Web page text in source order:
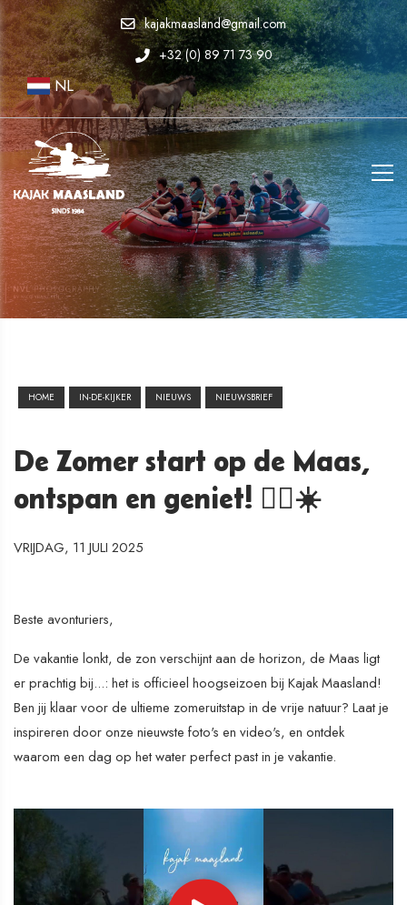
kajakmaasland@gmail.com
+32 (0) 89 71 73 90
NL
HOME IN-DE-KIJKER NIEUWS NIEUWSBRIEF
De Zomer start op de Maas,
ontspan en geniet! 🚣‍♂️☀️
VRIJDAG, 11 JULI 2025
Beste avonturiers,
De vakantie lonkt, de zon verschijnt aan de horizon, de Maas ligt
er prachtig bij...: het is officieel hoogseizoen bij Kajak Maasland!
Ben jij klaar voor de ultieme zomeruitstap in de vrije natuur? Laat je
inspireren door onze nieuwste foto's en video's, en ontdek
waarom een dag op het water perfect past in je vakantie.